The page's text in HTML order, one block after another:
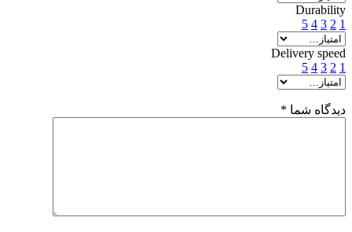
Durability
1
2
3
4
5
Delivery speed
1
2
3
4
5
دیدگاه شما *